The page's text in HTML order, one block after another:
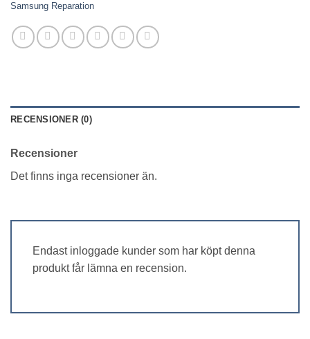
Samsung Reparation
RECENSIONER (0)
Recensioner
Det finns inga recensioner än.
Endast inloggade kunder som har köpt denna
produkt får lämna en recension.